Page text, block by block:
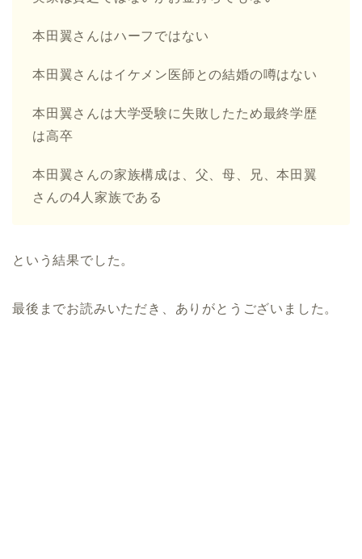
本田翼さんはハーフではない
本田翼さんはイケメン医師との結婚の噂はない
本田翼さんは大学受験に失敗したため最終学歴
は高卒
本田翼さんの家族構成は、父、母、兄、本田翼
さんの4人家族である
という結果でした。
最後までお読みいただき、ありがとうございました。